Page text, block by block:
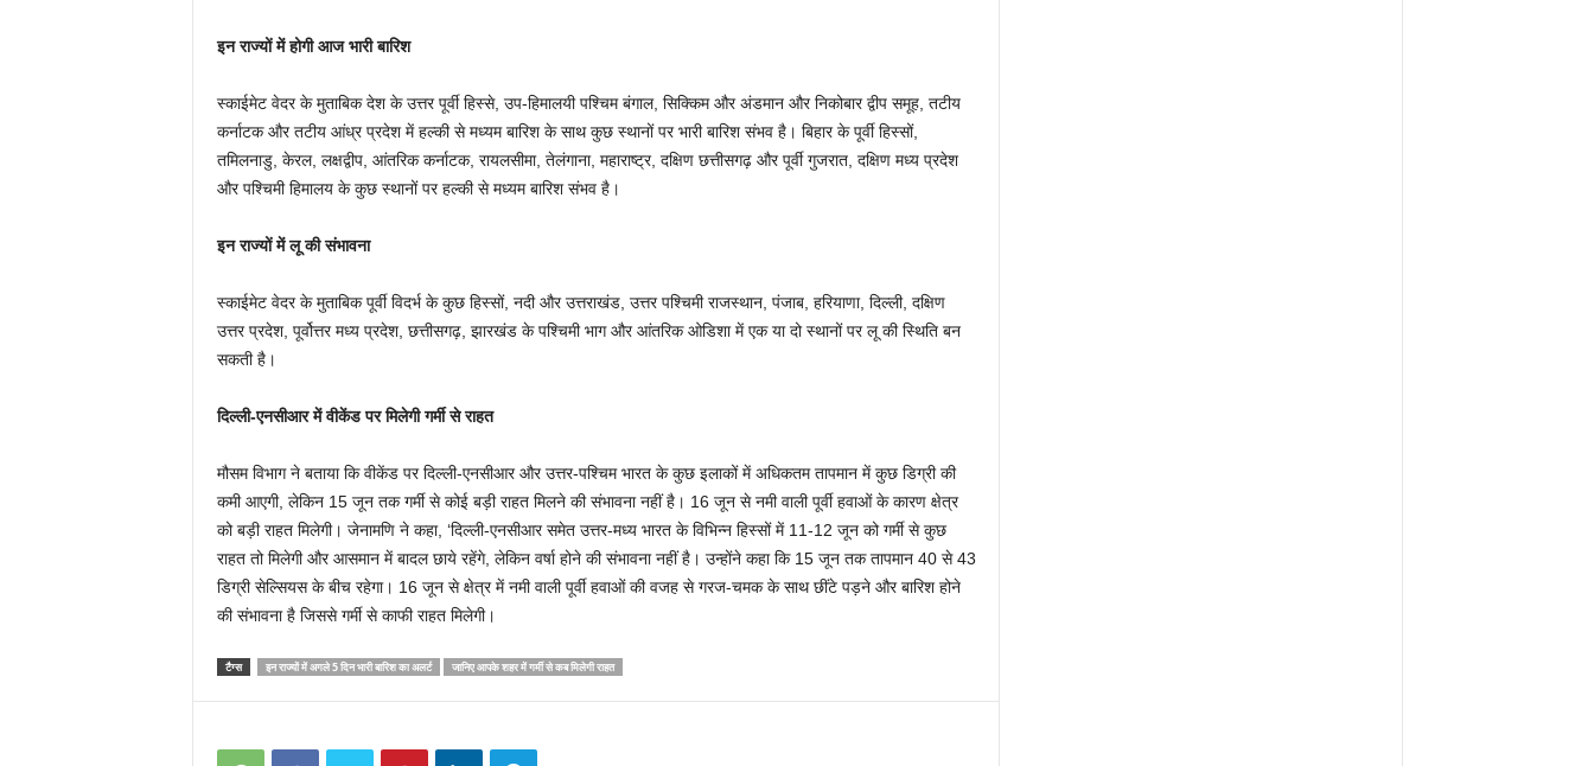
इन राज्यों में होगी आज भारी बारिश
स्काईमेट वेदर के मुताबिक देश के उत्तर पूर्वी हिस्से, उप-हिमालयी पश्चिम बंगाल, सिक्किम और अंडमान और निकोबार द्वीप समूह, तटीय
कर्नाटक और तटीय आंध्र प्रदेश में हल्की से मध्यम बारिश के साथ कुछ स्थानों पर भारी बारिश संभव है। बिहार के पूर्वी हिस्सों,
तमिलनाडु, केरल, लक्षद्वीप, आंतरिक कर्नाटक, रायलसीमा, तेलंगाना, महाराष्ट्र, दक्षिण छत्तीसगढ़ और पूर्वी गुजरात, दक्षिण मध्य प्रदेश
और पश्चिमी हिमालय के कुछ स्थानों पर हल्की से मध्यम बारिश संभव है।
इन राज्यों में लू की संभावना
स्काईमेट वेदर के मुताबिक पूर्वी विदर्भ के कुछ हिस्सों, नदी और उत्तराखंड, उत्तर पश्चिमी राजस्थान, पंजाब, हरियाणा, दिल्ली, दक्षिण
उत्तर प्रदेश, पूर्वोत्तर मध्य प्रदेश, छत्तीसगढ़, झारखंड के पश्चिमी भाग और आंतरिक ओडिशा में एक या दो स्थानों पर लू की स्थिति बन
सकती है।
दिल्ली-एनसीआर में वीकेंड पर मिलेगी गर्मी से राहत
मौसम विभाग ने बताया कि वीकेंड पर दिल्ली-एनसीआर और उत्तर-पश्चिम भारत के कुछ इलाकों में अधिकतम तापमान में कुछ डिग्री की
कमी आएगी, लेकिन 15 जून तक गर्मी से कोई बड़ी राहत मिलने की संभावना नहीं है। 16 जून से नमी वाली पूर्वी हवाओं के कारण क्षेत्र
को बड़ी राहत मिलेगी। जेनामणि ने कहा, ‘दिल्ली-एनसीआर समेत उत्तर-मध्य भारत के विभिन्न हिस्सों में 11-12 जून को गर्मी से कुछ
राहत तो मिलेगी और आसमान में बादल छाये रहेंगे, लेकिन वर्षा होने की संभावना नहीं है। उन्होंने कहा कि 15 जून तक तापमान 40 से 43
डिग्री सेल्सियस के बीच रहेगा। 16 जून से क्षेत्र में नमी वाली पूर्वी हवाओं की वजह से गरज-चमक के साथ छींटे पड़ने और बारिश होने
की संभावना है जिससे गर्मी से काफी राहत मिलेगी।
टैग्स इन राज्यों में अगले 5 दिन भारी बारिश का अलर्ट जानिए आपके शहर में गर्मी से कब मिलेगी राहत